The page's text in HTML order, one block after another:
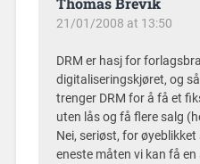
21/01/2008 at 13:50
DRM er hasj for
digitaliseringskjøret, og
trenger DRM for å få et
uten lås og få flere salg
Nei, seriøst, for
eneste måten vi kan få